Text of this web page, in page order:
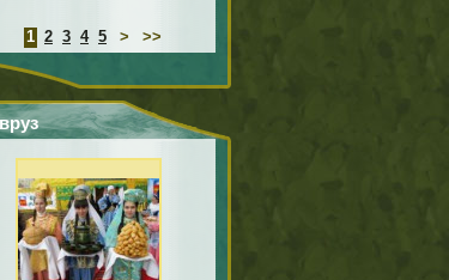
1 2 3 4 5 > >>